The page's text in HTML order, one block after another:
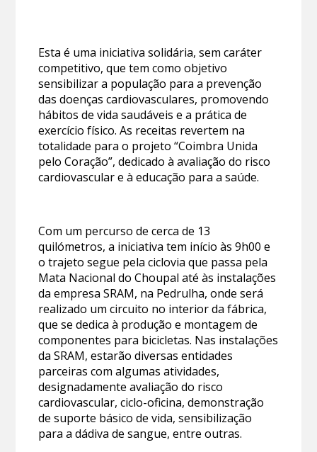
Esta é uma iniciativa solidária, sem caráter
competitivo, que tem como objetivo
sensibilizar a população para a prevenção
das doenças cardiovasculares, promovendo
hábitos de vida saudáveis e a prática de
exercício físico. As receitas revertem na
totalidade para o projeto “Coimbra Unida
pelo Coração”, dedicado à avaliação do risco
cardiovascular e à educação para a saúde.
Com um percurso de cerca de 13
quilómetros, a iniciativa tem início às 9h00 e
o trajeto segue pela ciclovia que passa pela
Mata Nacional do Choupal até às instalações
da empresa SRAM, na Pedrulha, onde será
realizado um circuito no interior da fábrica,
que se dedica à produção e montagem de
componentes para bicicletas. Nas instalações
da SRAM, estarão diversas entidades
parceiras com algumas atividades,
designadamente avaliação do risco
cardiovascular, ciclo-oficina, demonstração
de suporte básico de vida, sensibilização
para a dádiva de sangue, entre outras.